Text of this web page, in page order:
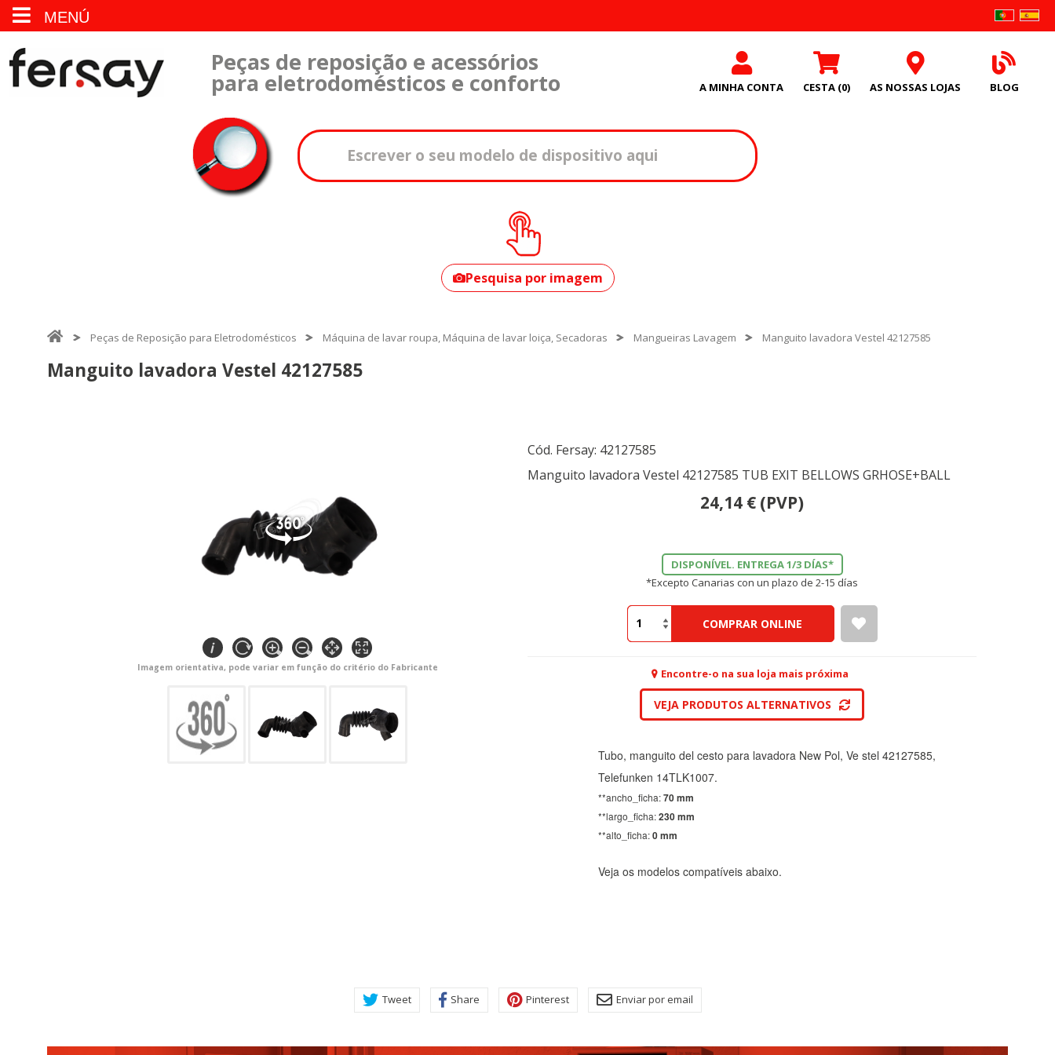
MENÚ
Peças de reposição e acessórios
para eletrodomésticos e conforto A MINHA CONTA CESTA (0) AS NOSSAS LOJAS BLOG
seu modelo?
Pesquisa por imagem
Peças de Reposição para Eletrodomésticos Máquina de lavar roupa, Máquina de lavar loiça, Secadoras Mangueiras Lavagem Manguito lavadora Vestel 42127585
Manguito lavadora Vestel 42127585
Imagem orientativa, pode variar em função do critério do Fabricante
Cód. Fersay: 42127585
Manguito lavadora Vestel 42127585 TUB EXIT BELLOWS GRHOSE+BALL
24,14 € (PVP)
DISPONÍVEL. ENTREGA 1/3 DÍAS*
*Excepto Canarias con un plazo de 2-15 días
COMPRAR ONLINE
Encontre-o na sua loja mais próxima
VEJA PRODUTOS ALTERNATIVOS
Tubo, manguito del cesto para lavadora New Pol, Ve stel 42127585,
Telefunken 14TLK1007.
**ancho_ficha:70 mm
**largo_ficha:230 mm
**alto_ficha:0 mm
Veja os modelos compatíveis abaixo.
Tweet Share Pinterest Enviar por email
navegador para bloquear o alertar sobre estas cookies, pero alguna áreas del sitio no funcionarán. Estas cookies no almacenan ninguna
información de identificación personal.